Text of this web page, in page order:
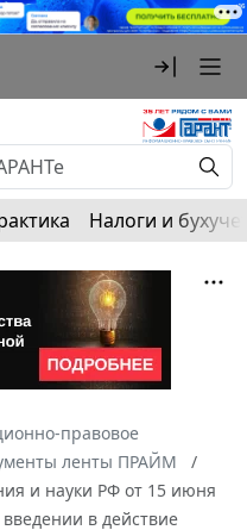
Налоги и
правовое
ленты ПРАЙМ
и науки РФ от 15 июня
в действие